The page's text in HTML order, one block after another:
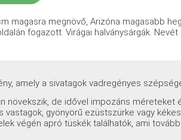
magasra megnövő, Arizóna magasabb
fogazott. Virágai halványsárgák. Nevét
amely a sivatagok vadregényes
növekszik, de idővel impozáns méreteket
gyönyörű ezüstszürke vagy
végén apró tüskék találhatók, ami